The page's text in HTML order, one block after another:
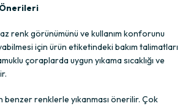
Önerileri
renk görünümünü ve kullanım konforunu
için ürün etiketindeki bakım talimatları
çoraplarda uygun yıkama sıcaklığı ve
benzer renklerle yıkanması önerilir. Çok